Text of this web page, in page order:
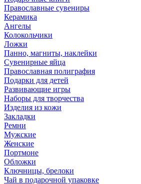
Православные сувениры
Керамика
Ангелы
Колокольчики
Ложки
Панно, магниты, наклейки
Сувенирные яйца
Православная полиграфия
Подарки для детей
Развивающие игры
Наборы для творчества
Изделия из кожи
Закладки
Ремни
Мужские
Женские
Портмоне
Обложки
Ключницы, брелоки
Чай в подарочной упаковке